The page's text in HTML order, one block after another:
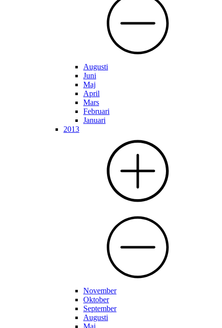
Augusti
Juni
Maj
April
Mars
Februari
Januari
2013
November
Oktober
September
Augusti
Maj